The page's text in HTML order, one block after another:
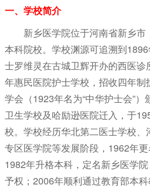
一、学校简介
新乡医学院位于河南省新乡市
本科院校。学校渊源可追溯到
士罗维灵在古城卫辉开办的西医
年惠民医院护士学校，招收四年
学会（1923年名为“中华护士会”
卫生学校及哈励逊医院迁入，于
校。学校经历华北第二医士学校
专区医学院等发展阶段，1962年
1982年升格本科，定名新乡医学
予权；2006年顺利通过教育部本